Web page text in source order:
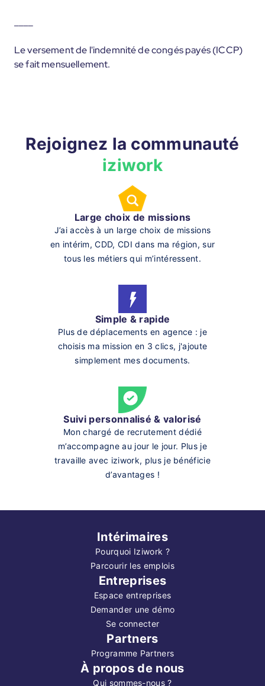
Le versement de l'indemnité de congés payés (ICCP)
se fait mensuellement.
Rejoignez la communauté
iziwork
Large choix de missions
J’ai accès à un large choix de missions
en intérim, CDD, CDI dans ma région, sur
tous les métiers qui m’intéressent.
Simple & rapide
Plus de déplacements en agence : je
choisis ma mission en 3 clics, j'ajoute
simplement mes documents.
Suivi personnalisé & valorisé
Mon chargé de recrutement dédié
m’accompagne au jour le jour. Plus je
travaille avec iziwork, plus je bénéficie
d’avantages !
Intérimaires
Pourquoi Iziwork ?
Parcourir les emplois
Entreprises
Espace entreprises
Demander une démo
Se connecter
Partners
Programme Partners
À propos de nous
Qui sommes-nous ?